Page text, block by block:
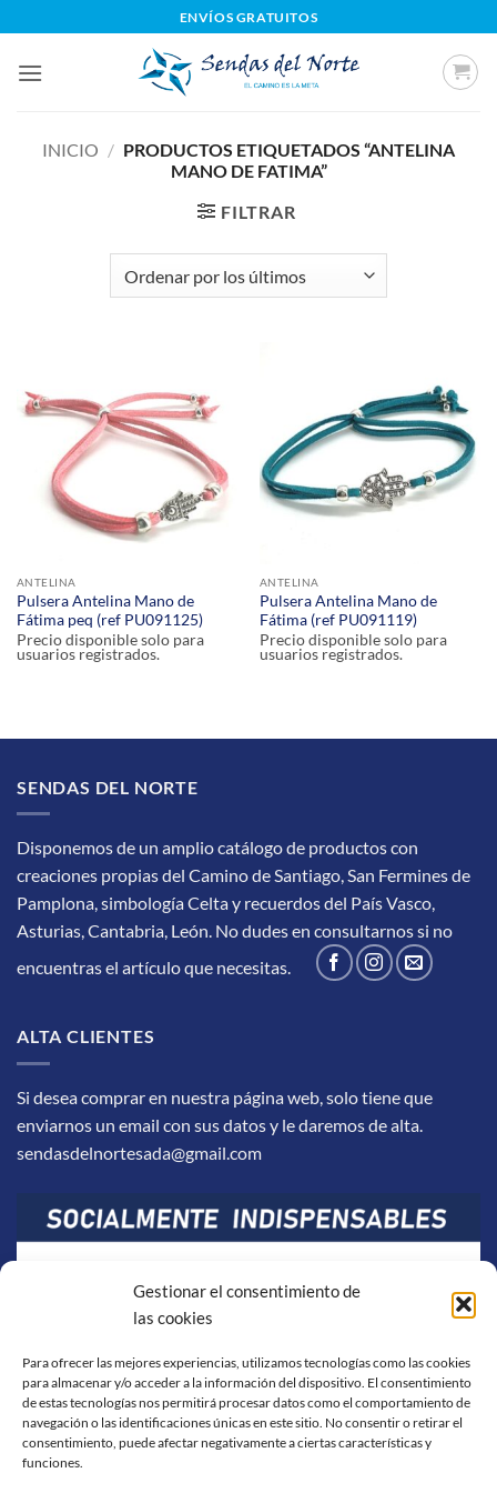
Gestionar el consentimiento de
las cookies
Para ofrecer las mejores experiencias, utilizamos tecnologías como las cookies
para almacenar y/o acceder a la información del dispositivo. El consentimiento
de estas tecnologías nos permitirá procesar datos como el comportamiento de
navegación o las identificaciones únicas en este sitio. No consentir o retirar el
consentimiento, puede afectar negativamente a ciertas características y
funciones.
al
contenido
ENVÍOS GRATUITOS
INICIO / PRODUCTOS ETIQUETADOS “ANTELINA
MANO DE FATIMA”
FILTRAR
ANTELINA
Pulsera Antelina Mano de
Fátima peq (ref PU091125)
Precio disponible solo para
usuarios registrados.
ANTELINA
Pulsera Antelina Mano de
Fátima (ref PU091119)
Precio disponible solo para
usuarios registrados.
SENDAS DEL NORTE
Disponemos de un amplio catálogo de productos con
creaciones propias del Camino de Santiago, San Fermines de
Pamplona, simbología Celta y recuerdos del País Vasco,
Asturias, Cantabria, León. No dudes en consultarnos si no
encuentras el artículo que necesitas.
ALTA CLIENTES
Si desea comprar en nuestra página web, solo tiene que
enviarnos un email con sus datos y le daremos de alta.
sendasdelnortesada@gmail.com